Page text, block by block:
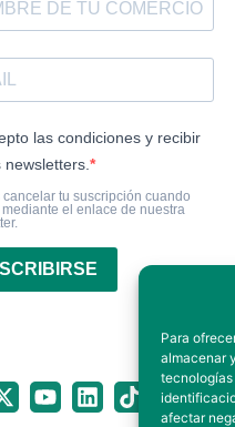
Para
almacenar
afectar
las condiciones y recibir
newsletters.
cancelar tu suscripción cuando
el enlace de nuestra